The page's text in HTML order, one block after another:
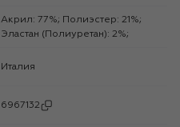
Акрил: 77%; Полиэстер: 21%;
Эластан (Полиуретан): 2%;
Италия
6967132